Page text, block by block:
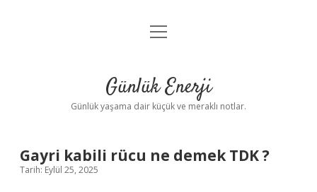
Anasayfa
Yasal Uyarı
menüyü
Günlük Enerji
Günlük yaşama dair küçük ve meraklı notlar.
Gayri kabili rücu ne demek TDK ?
Tarih: Eylül 25, 2025